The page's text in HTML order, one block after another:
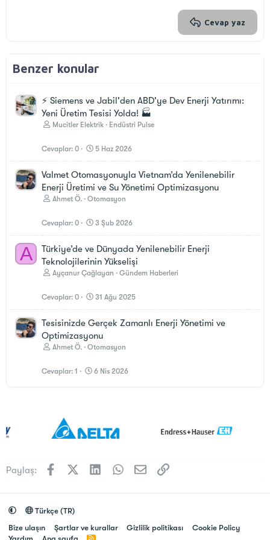
Cevap yaz
Benzer konular
⚡️ Siemens ve Jabil'den ABD'ye Dev Enerji Yatırımı:
Yeni Üretim Tesisi Yolda! 🏭
Mucitler Elektrik Endüstri Pulse
Cevaplar 0 5 Haz 2026
Valmet Otomasyonuyla Vietnam’da Yenilenebilir
Enerji Üretimi ve Su Yönetimi Optimizasyonu
Ahmet Ö. Otomasyon
Cevaplar 0 3 Şub 2026
A
Türkiye’de ve Dünyada Yenilenebilir Enerji
Teknolojilerinin Yükselişi
Ayçanur Çağlayan Gündem Haberleri
Cevaplar 0 31 Ağu 2025
Tesisinizde Gerçek Zamanlı Enerji Yönetimi ve
Optimizasyonu
Ahmet Ö. Otomasyon
Cevaplar 1 6 Nis 2026
Paylaş: FacebookX (Twitter)LinkedInWhatsApp
E-postaLink
Türkçe (TR)
Bize ulaşın
Şartlar ve kurallar Gizlilik politikası
Cookie Policy
R